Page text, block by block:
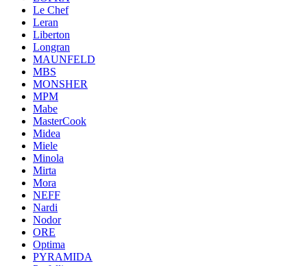
Le Chef
Leran
Liberton
Longran
MAUNFELD
MBS
MONSHER
MPM
Mabe
MasterCook
Midea
Miele
Minola
Mirta
Mora
NEFF
Nardi
Nodor
ORE
Optima
PYRAMIDA